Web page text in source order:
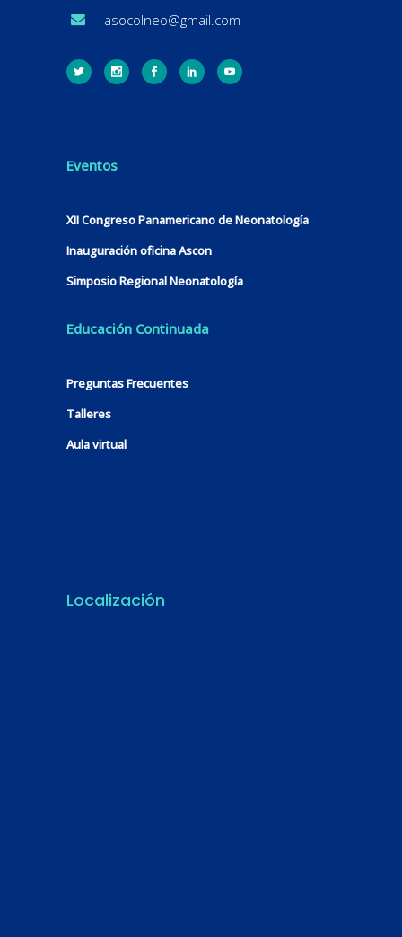
asocolneo@gmail.com
Eventos
XII Congreso Panamericano de Neonatología
Inauguración oficina Ascon
Simposio Regional Neonatología
Educación Continuada
Preguntas Frecuentes
Talleres
Aula virtual
Localización